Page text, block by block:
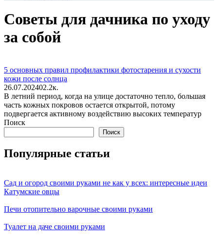
Советы для дачника по уходу
за собой
5 основных правил профилактики фотостарения и сухости
кожи после солнца
26.07.202402.2к.
В летний период, когда на улице достаточно тепло, большая
часть кожных покровов остается открытой, потому
подвергается активному воздействию высоких температур
Поиск
Поиск
Популярные статьи
Сад и огород своими руками не как у всех: интересные идеи
Катумские овцы
Печи отопительно варочные своими руками
Туалет на даче своими руками